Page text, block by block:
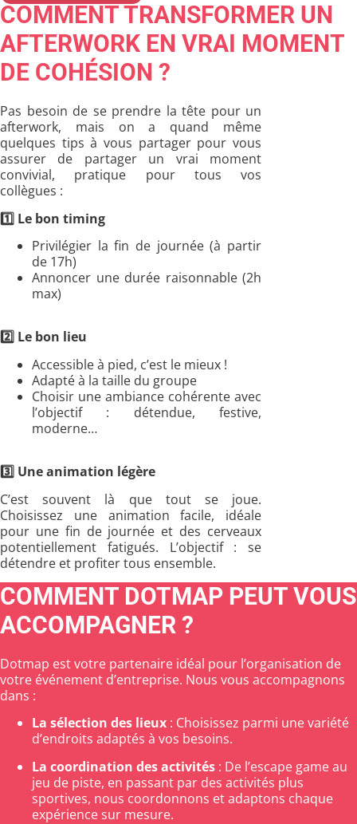
COMMENT TRANSFORMER UN
AFTERWORK EN VRAI MOMENT
DE COHÉSION ?
Pas besoin de se prendre la tête pour un
afterwork, mais on a quand même
quelques tips à vous partager pour vous
assurer de partager un vrai moment
convivial, pratique pour tous vos
collègues :
1️⃣ Le bon timing
Privilégier la fin de journée (à partir
de 17h)
Annoncer une durée raisonnable (2h
max)
2️⃣ Le bon lieu
Accessible à pied, c’est le mieux !
Adapté à la taille du groupe
Choisir une ambiance cohérente avec
l’objectif : détendue, festive,
moderne…
3️⃣ Une animation légère
C’est souvent là que tout se joue.
Choisissez une animation facile, idéale
pour une fin de journée et des cerveaux
potentiellement fatigués. L’objectif : se
détendre et profiter tous ensemble.
COMMENT DOTMAP PEUT VOUS
ACCOMPAGNER ?
Dotmap est votre partenaire idéal pour l’organisation de
votre événement d’entreprise. Nous vous accompagnons
dans :
La sélection des lieux : Choisissez parmi une variété
d’endroits adaptés à vos besoins.
La coordination des activités : De l’escape game au
jeu de piste, en passant par des activités plus
sportives, nous coordonnons et adaptons chaque
expérience sur mesure.